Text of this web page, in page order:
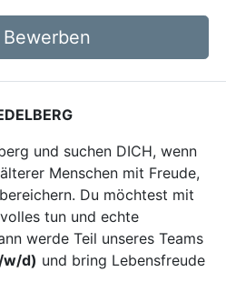
und suchen DICH, wenn
Menschen mit Freude,
Du möchtest mit
tun und echte
werde Teil unseres Teams
w/d) und bring Lebensfreude